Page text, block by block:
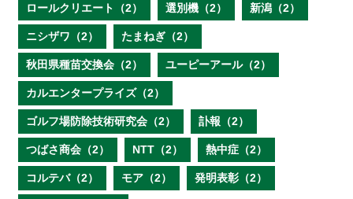
ロールクリエート（2） 選別機（2） 新潟（2）
ニシザワ（2） たまねぎ（2）
秋田県種苗交換会（2） ユーピーアール（2）
カルエンタープライズ（2）
ゴルフ場防除技術研究会（2） 訃報（2）
つばさ商会（2） NTT（2） 熱中症（2）
コルテバ（2） モア（2） 発明表彰（2）